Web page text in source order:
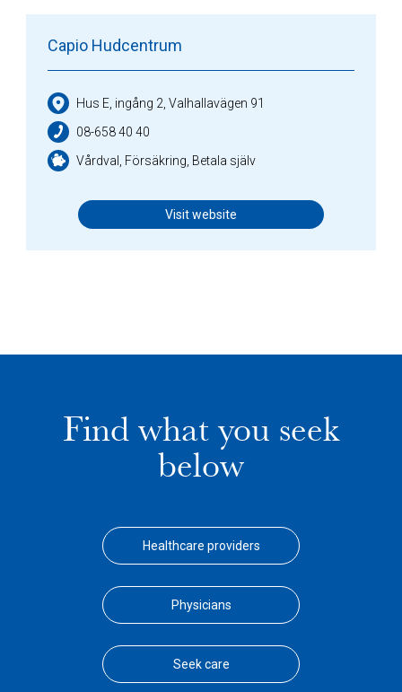
Capio Hudcentrum
Hus E, ingång 2, Valhallavägen 91
08-658 40 40
Vårdval, Försäkring, Betala själv
Visit website
Find what you seek
below
Healthcare providers
Physicians
Seek care